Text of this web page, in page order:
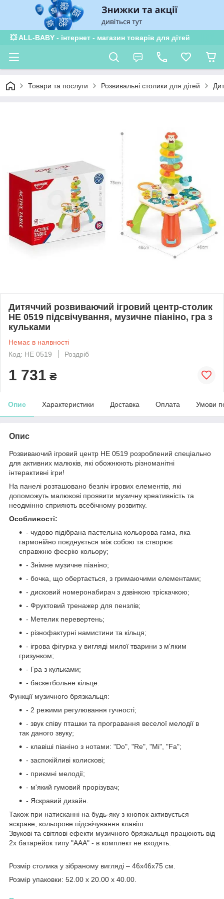
💥 ALL-BABY - інтернет - магазин товарів для дітей
Товари та послуги Розвивальні столики для дітей
Дитяччий розвиваючий ігровий центр-столик
НЕ 0519 підсвічування, музичне піаніно, гра з
кульками
Немає в наявності
Код: НЕ 0519
Роздріб
1 731 ₴
Опис Характеристики Доставка Оплата Умови
Опис
Розвиваючий ігровий центр НЕ 0519 розроблений спеціально
для активних малюків, які обожнюють різноманітні
інтерактивні ігри!
На панелі розташовано безліч ігрових елементів, які
допоможуть малюкові проявити музичну креативність та
неодмінно сприяють всебічному розвитку.
Особливості:
- чудово підібрана пастельна кольорова гама, яка
гармонійно поєднується між собою та створює
справжню феєрію кольору;
- Знімне музичне піаніно;
- бочка, що обертається, з гримаючими елементами;
- дисковий номеронабирач з дзвінкою тріскачкою;
- Фруктовий тренажер для пензлів;
- Метелик перевертень;
- різнофактурні намистини та кільця;
- ігрова фігурка у вигляді милої тварини з м'яким
гризунком;
- Гра з кульками;
- баскетбольне кільце.
Функції музичного брязкальця:
- 2 режими регулювання гучності;
- звук співу пташки та програвання веселої мелодії в
так даного звуку;
- клавіші піаніно з нотами: "Do", "Re", "Mi", "Fa";
- заспокійливі колискові;
- приємні мелодії;
- м'який гумовий прорізувач;
- Яскравий дизайн.
Також при натисканні на будь-яку з кнопок активується
яскраве, кольорове підсвічування клавіш.
Звукові та світлові ефекти музичного брязкальця працюють від
2х батарейок типу "ААА" - в комплект не входять.
Розмір столика у зібраному вигляді – 46х46х75 см.
Розмір упаковки: 52.00 x 20.00 x 40.00.